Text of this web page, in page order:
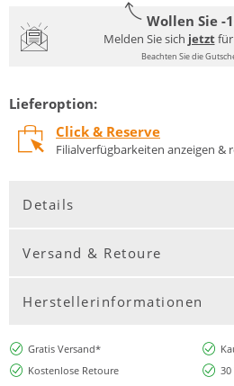
Wollen Sie -
Melden Sie sich jetztfür
Beachten Sie die
Lieferoption:
Click & Reserve
Filialverfügbarkeiten anzeigen &
Details
Versand & Retoure
Herstellerinformationen
Gratis Versand*
Kostenlose Retoure
30